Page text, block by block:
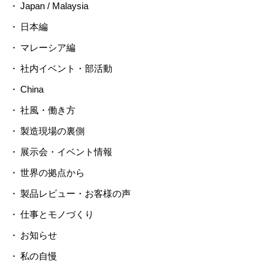
Japan / Malaysia
日本編
マレーシア編
社内イベント・部活動
China
社風・働き方
製造現場の裏側
展示会・イベント情報
世界の拠点から
製品レビュー・お客様の声
仕事とモノづくり
お知らせ
私の自慢